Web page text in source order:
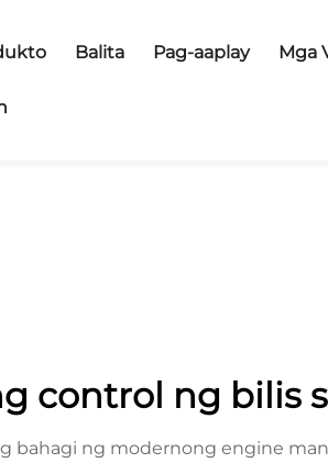
Balita Pag-aaplay Mga
control ng bilis
bahagi ng modernong engine